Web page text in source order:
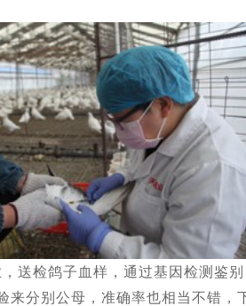
检鸽子血样，通过基因检测鉴别
来分别公母，准确率也相当不错，